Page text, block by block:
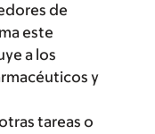
de
este
a los
y
tareas o